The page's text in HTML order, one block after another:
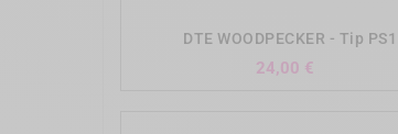
DTE WOODPECKER - Tip PS1
24,00 €